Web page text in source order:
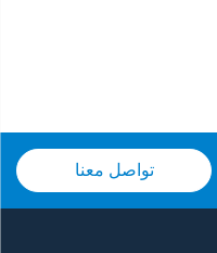
تواصل معنا